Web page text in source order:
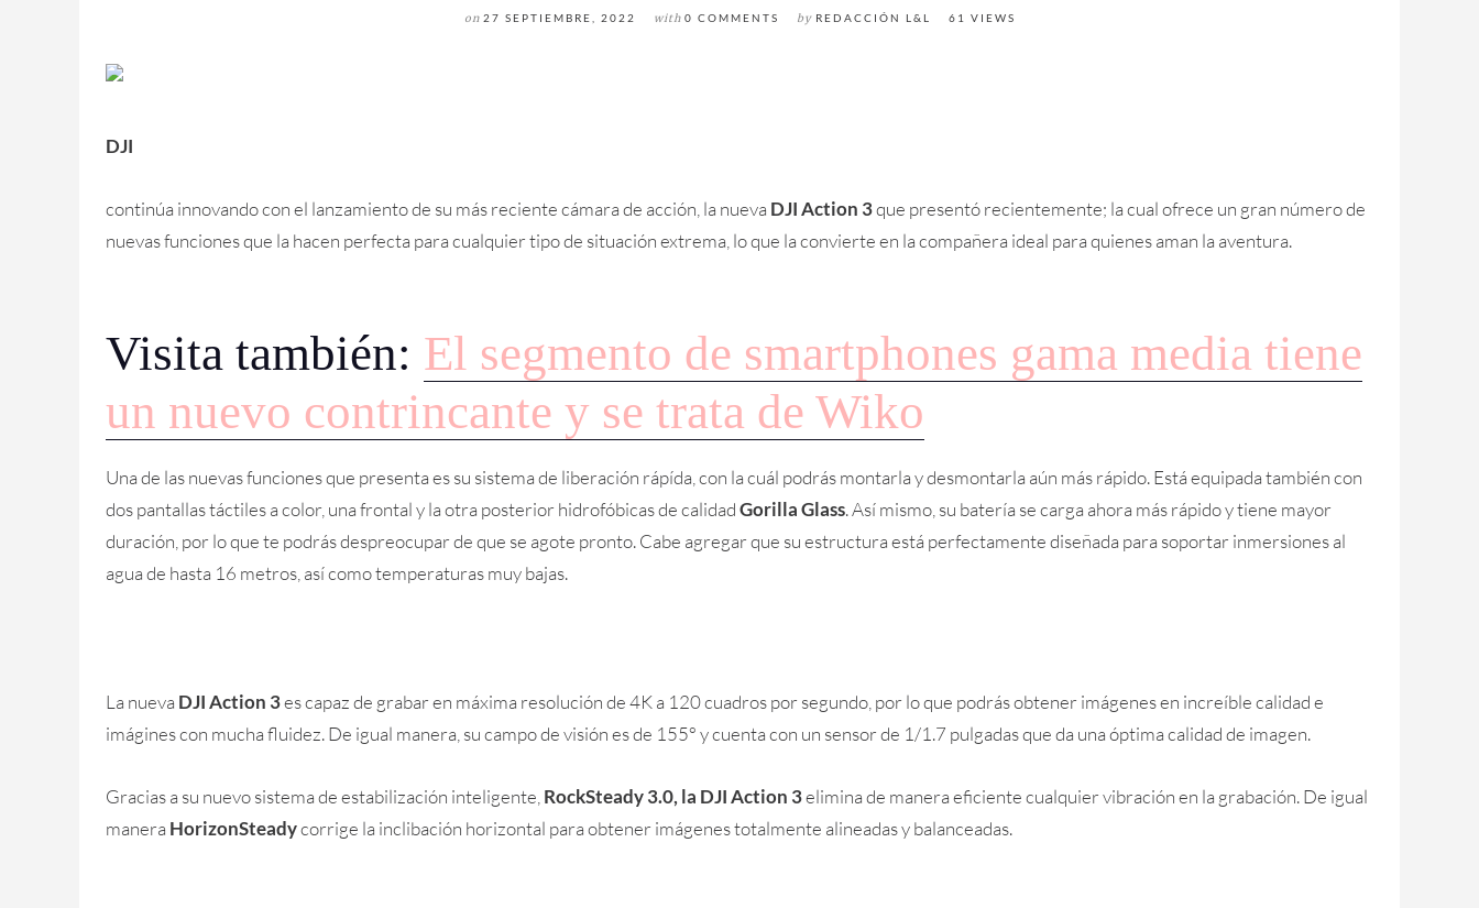
on 27 SEPTIEMBRE, 2022 with 0 COMMENTS by REDACCIÓN L&L 61 VIEWS
DJI
continúa innovando con el lanzamiento de su más reciente cámara de acción, la nueva DJI Action 3que presentó recientemente; la cual ofrece un gran número de
nuevas funciones que la hacen perfecta para cualquier tipo de situación extrema, lo que la convierte en la compañera ideal para quienes aman la aventura.
Visita también: El segmento de smartphones gama media tiene
un nuevo contrincante y se trata de Wiko
Una de las nuevas funciones que presenta es su sistema de liberación rápída, con la cuál podrás montarla y desmontarla aún más rápido. Está equipada también con
dos pantallas táctiles a color, una frontal y la otra posterior hidrofóbicas de calidadGorilla Glass. Así mismo, su batería se carga ahora más rápido y tiene mayor
duración, por lo que te podrás despreocupar de que se agote pronto. Cabe agregar que su estructura está perfectamente diseñada para soportar inmersiones al
agua de hasta 16 metros, así como temperaturas muy bajas.
La nueva DJI Action 3es capaz de grabar en máxima resolución de 4K a 120 cuadros por segundo, por lo que podrás obtener imágenes en increíble calidad e
imágines con mucha fluidez. De igual manera, su campo de visión es de 155° y cuenta con un sensor de 1/1.7 pulgadas que da una óptima calidad de imagen.
Gracias a su nuevo sistema de estabilización inteligente, RockSteady 3.0, la DJI Action 3elimina de manera eficiente cualquier vibración en la grabación. De igual
manera HorizonSteadycorrige la inclibación horizontal para obtener imágenes totalmente alineadas y balanceadas.